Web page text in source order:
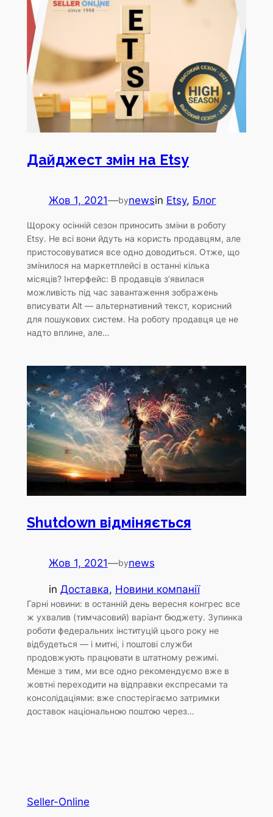
Дайджест змін на Etsy
Жов 1, 2021—bynewsin Etsy, Блог
Щороку осінній сезон приносить зміни в роботу
Etsy. Не всі вони йдуть на користь продавцям, але
пристосовуватися все одно доводиться. Отже, що
змінилося на маркетплейсі в останні кілька
місяців? Інтерфейс: В продавців з’явилася
можливість під час завантаження зображень
вписувати Alt — альтернативний текст, корисний
для пошукових систем. На роботу продавця це не
надто вплине, але…
Shutdown відміняється
Жов 1, 2021—bynews
in Доставка, Новини компанії
Гарні новини: в останній день вересня конгрес все
ж ухвалив (тимчасовий) варіант бюджету. Зупинка
роботи федеральних інституцій цього року не
відбудеться — і митні, і поштові служби
продовжують працювати в штатному режимі.
Менше з тим, ми все одно рекомендуємо вже в
жовтні переходити на відправки експресами та
консолідаціями: вже спостерігаємо затримки
доставок національною поштою через…
Seller-Online